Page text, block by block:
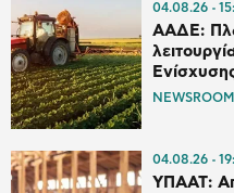
04.08.26
ΑΑΔΕ:
NEWSROOM
04.08.26
ΥΠΑΑΤ: